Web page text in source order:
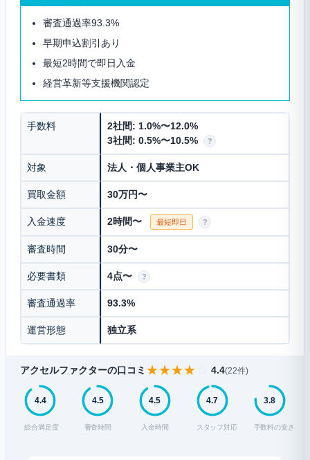
審査通過率93.3%
早期申込割引あり
最短2時間で即日入金
経営革新等支援機関認定
手数料
2社間: 1.0%〜12.0%
3社間: 0.5%〜10.5%
?
対象 法人・個人事業主OK
買取金額 30万円〜
入金速度 2時間〜 最短即日 ?
審査時間 30分〜
必要書類 4点〜 ?
審査通過率 93.3%
運営形態 独立系
アクセルファクターの口コミ ★★★★ 4.4(22件)
4.4
総合満足度
4.5
審査時間
4.5
入金時間
4.7
スタッフ対応
3.8
手数料の安さ